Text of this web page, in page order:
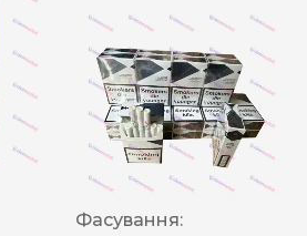
Фасування: